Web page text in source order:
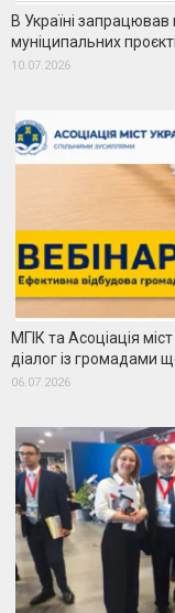
В Україні запрацював
муніципальних
10.07.2026
МГІК та Асоціація
діалог із громадами
06.07.2026